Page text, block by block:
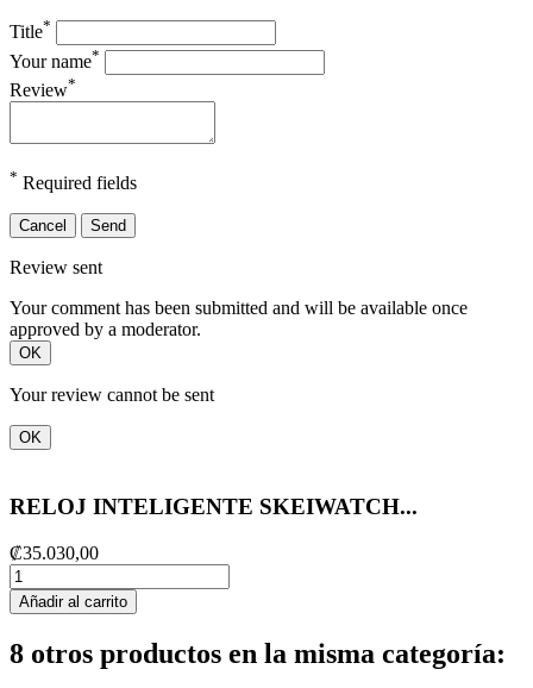
Title*
Your name*
Review*
* Required fields
Cancel Send
Review sent
Your comment has been submitted and will be available once
approved by a moderator.
OK
Your review cannot be sent
OK
RELOJ INTELIGENTE SKEIWATCH...
₡35.030,00
Añadir al carrito
8 otros productos en la misma categoría: